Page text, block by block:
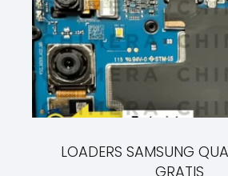
LOADERS SAMSUNG
GRATIS